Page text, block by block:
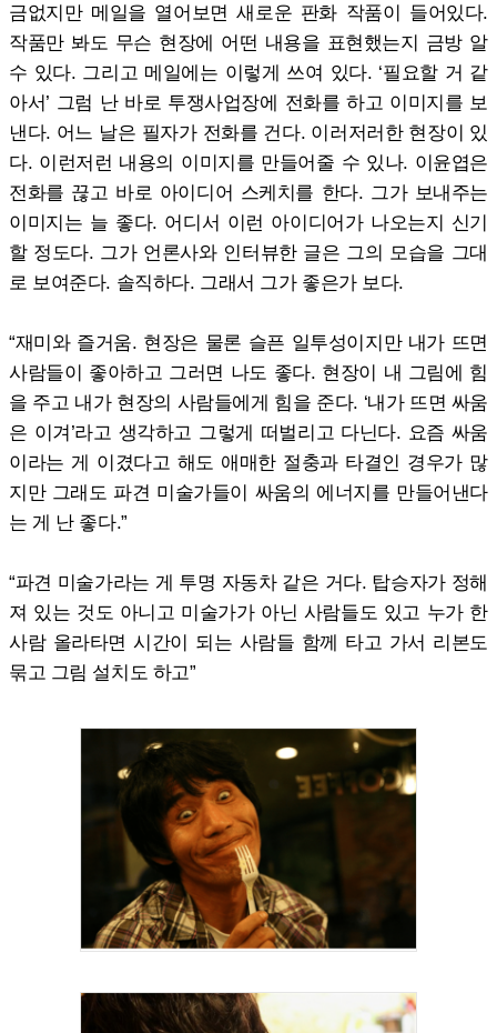
금없지만 메일을 열어보면 새로운 판화 작품이 들어있다.
작품만 봐도 무슨 현장에 어떤 내용을 표현했는지 금방 알
수 있다. 그리고 메일에는 이렇게 쓰여 있다. ‘필요할 거 같
아서’ 그럼 난 바로 투쟁사업장에 전화를 하고 이미지를 보
낸다. 어느 날은 필자가 전화를 건다. 이러저러한 현장이 있
다. 이런저런 내용의 이미지를 만들어줄 수 있나. 이윤엽은
전화를 끊고 바로 아이디어 스케치를 한다. 그가 보내주는
이미지는 늘 좋다. 어디서 이런 아이디어가 나오는지 신기
할 정도다. 그가 언론사와 인터뷰한 글은 그의 모습을 그대
로 보여준다. 솔직하다. 그래서 그가 좋은가 보다.
“재미와 즐거움. 현장은 물론 슬픈 일투성이지만 내가 뜨면
사람들이 좋아하고 그러면 나도 좋다. 현장이 내 그림에 힘
을 주고 내가 현장의 사람들에게 힘을 준다. ‘내가 뜨면 싸움
은 이겨’라고 생각하고 그렇게 떠벌리고 다닌다. 요즘 싸움
이라는 게 이겼다고 해도 애매한 절충과 타결인 경우가 많
지만 그래도 파견 미술가들이 싸움의 에너지를 만들어낸다
는 게 난 좋다.”
“파견 미술가라는 게 투명 자동차 같은 거다. 탑승자가 정해
져 있는 것도 아니고 미술가가 아닌 사람들도 있고 누가 한
사람 올라타면 시간이 되는 사람들 함께 타고 가서 리본도
묶고 그림 설치도 하고”